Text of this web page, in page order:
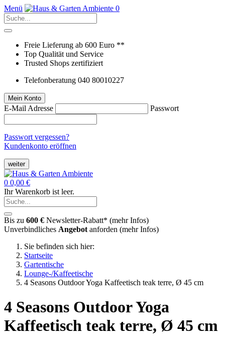
Menü 0
Freie Lieferung ab 600 Euro **
Top Qualität und Service
Trusted Shops zertifiziert
Telefonberatung 040 80010227
Mein Konto
E-Mail Adresse Passwort
Passwort vergessen?
Kundenkonto eröffnen
weiter
0 0,00 €
Ihr Warenkorb ist leer.
Bis zu 600 € Newsletter-Rabatt* (mehr Infos)
Unverbindliches Angebot anforden (mehr Infos)
Sie befinden sich hier:
Startseite
Gartentische
Lounge-/Kaffeetische
4 Seasons Outdoor Yoga Kaffeetisch teak terre, Ø 45 cm
4 Seasons OutdoorYoga
Kaffeetisch teak terre, Ø 45 cm